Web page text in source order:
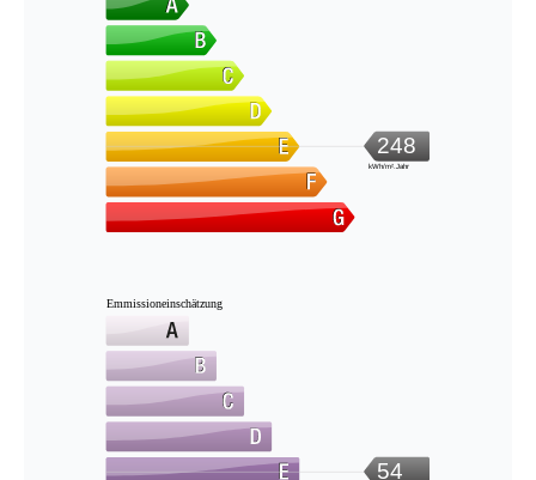
248
kWh/m².Jahr
Emmissioneinschätzung
54